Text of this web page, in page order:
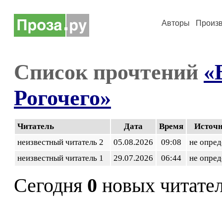
Авторы
Список прочтений
Рогочего»
Читатель Дата Время
неизвестный читатель 2
05.08.2026 09:08
не
неизвестный читатель 1
29.07.2026 06:44 не
Сегодня 0 новых